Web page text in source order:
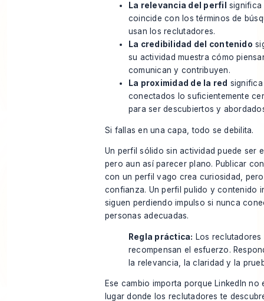
La relevancia del perfil
significa
coincide con los términos de
usan los reclutadores.
La credibilidad del contenido
su actividad muestra cómo
comunican y contribuyen.
La proximidad de la red
conectados lo suficientemente
para ser descubiertos y
Si fallas en una capa, todo se debilita.
Un perfil sólido sin actividad puede ser
pero aun así parecer plano. Publicar
con un perfil vago crea curiosidad,
confianza. Un perfil pulido y contenido
siguen perdiendo impulso si nunca
personas adecuadas.
Regla práctica: Los reclutadores
recompensan el esfuerzo.
la relevancia, la claridad y la
Ese cambio importa porque LinkedIn no
lugar donde los reclutadores te